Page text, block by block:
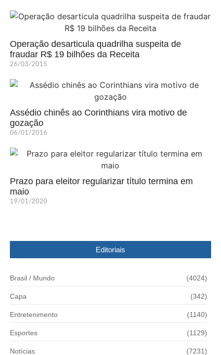
Operação desarticula quadrilha suspeita de
fraudar R$ 19 bilhões da Receita
26/03/2015
Assédio chinês ao Corinthians vira motivo de
gozação
06/01/2016
Prazo para eleitor regularizar título termina em
maio
19/01/2020
Editoriais
Brasil / Mundo (4024)
Capa (342)
Entretenimento (1140)
Esportes (1129)
Notícias (7231)